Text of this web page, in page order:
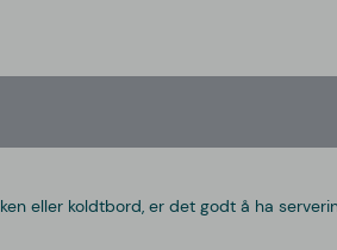
eller koldtbord, er det godt å ha